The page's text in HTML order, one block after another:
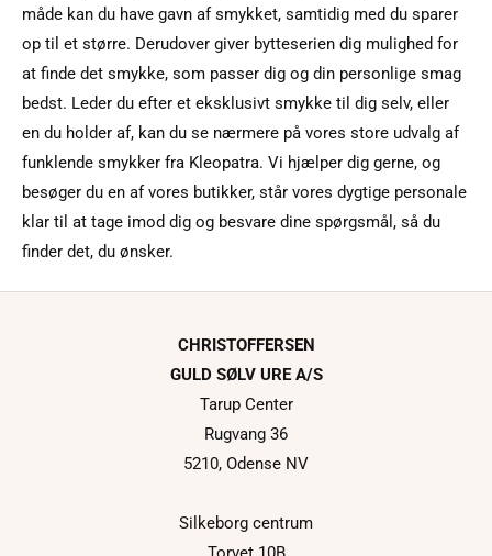
måde kan du have gavn af smykket, samtidig med du sparer
op til et større. Derudover giver bytteserien dig mulighed for
at finde det smykke, som passer dig og din personlige smag
bedst. Leder du efter et eksklusivt smykke til dig selv, eller
en du holder af, kan du se nærmere på vores store udvalg af
funklende smykker fra Kleopatra. Vi hjælper dig gerne, og
besøger du en af vores butikker, står vores dygtige personale
klar til at tage imod dig og besvare dine spørgsmål, så du
finder det, du ønsker.
CHRISTOFFERSEN
GULD SØLV URE A/S
Tarup Center
Rugvang 36
5210, Odense NV
Silkeborg centrum